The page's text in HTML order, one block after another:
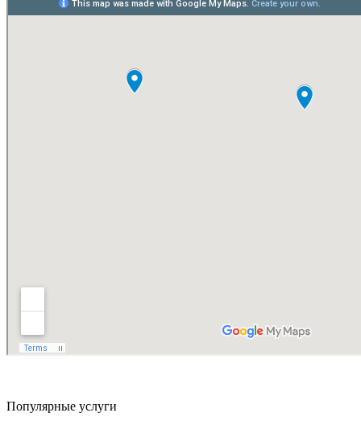
Популярные услуги